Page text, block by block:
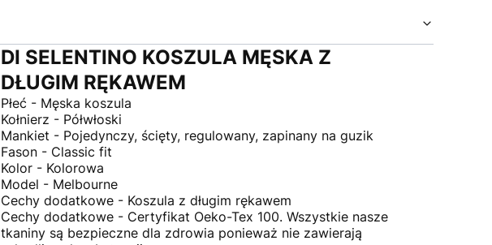
DI SELENTINO KOSZULA MĘSKA Z
DŁUGIM RĘKAWEM
Płeć - Męska koszula
Kołnierz - Półwłoski
Mankiet - Pojedynczy, ścięty, regulowany, zapinany na guzik
Fason - Classic fit
Kolor - Kolorowa
Model - Melbourne
Cechy dodatkowe - Koszula z długim rękawem
Cechy dodatkowe - Certyfikat Oeko-Tex 100. Wszystkie nasze
tkaniny są bezpieczne dla zdrowia ponieważ nie zawierają